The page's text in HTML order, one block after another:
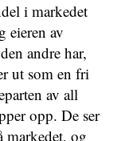
i markedet
eieren av
andre har,
ut som en fri
av all
opp. De ser
markedet, og